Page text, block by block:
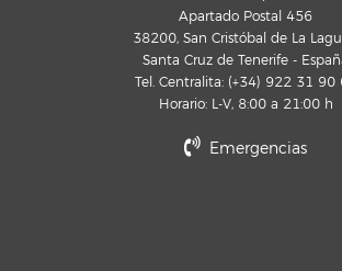
Apartado Postal 456
38200, San Cristóbal de La
Santa Cruz de Tenerife -
Tel. Centralita: (+34) 922 31 90
Horario: L-V, 8:00 a 21:00 h
Emergencias